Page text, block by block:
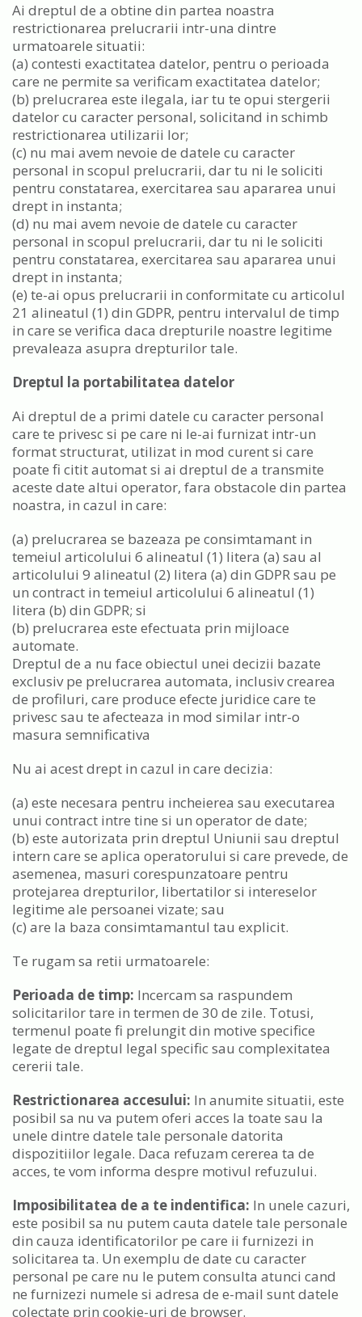
Ai dreptul de a obtine din partea noastra
restrictionarea prelucrarii intr-una dintre
urmatoarele situatii:
(a) contesti exactitatea datelor, pentru o perioada
care ne permite sa verificam exactitatea datelor;
(b) prelucrarea este ilegala, iar tu te opui stergerii
datelor cu caracter personal, solicitand in schimb
restrictionarea utilizarii lor;
(c) nu mai avem nevoie de datele cu caracter
personal in scopul prelucrarii, dar tu ni le soliciti
pentru constatarea, exercitarea sau apararea unui
drept in instanta;
(d) nu mai avem nevoie de datele cu caracter
personal in scopul prelucrarii, dar tu ni le soliciti
pentru constatarea, exercitarea sau apararea unui
drept in instanta;
(e) te-ai opus prelucrarii in conformitate cu articolul
21 alineatul (1) din GDPR, pentru intervalul de timp
in care se verifica daca drepturile noastre legitime
prevaleaza asupra drepturilor tale.
Dreptul la portabilitatea datelor
Ai dreptul de a primi datele cu caracter personal
care te privesc si pe care ni le-ai furnizat intr-un
format structurat, utilizat in mod curent si care
poate fi citit automat si ai dreptul de a transmite
aceste date altui operator, fara obstacole din partea
noastra, in cazul in care:
(a) prelucrarea se bazeaza pe consimtamant in
temeiul articolului 6 alineatul (1) litera (a) sau al
articolului 9 alineatul (2) litera (a) din GDPR sau pe
un contract in temeiul articolului 6 alineatul (1)
litera (b) din GDPR; si
(b) prelucrarea este efectuata prin mijloace
automate.
Dreptul de a nu face obiectul unei decizii bazate
exclusiv pe prelucrarea automata, inclusiv crearea
de profiluri, care produce efecte juridice care te
privesc sau te afecteaza in mod similar intr-o
masura semnificativa
Nu ai acest drept in cazul in care decizia:
(a) este necesara pentru incheierea sau executarea
unui contract intre tine si un operator de date;
(b) este autorizata prin dreptul Uniunii sau dreptul
intern care se aplica operatorului si care prevede, de
asemenea, masuri corespunzatoare pentru
protejarea drepturilor, libertatilor si intereselor
legitime ale persoanei vizate; sau
(c) are la baza consimtamantul tau explicit.
Te rugam sa retii urmatoarele:
Perioada de timp: Incercam sa raspundem
solicitarilor tare in termen de 30 de zile. Totusi,
termenul poate fi prelungit din motive specifice
legate de dreptul legal specific sau complexitatea
cererii tale.
Restrictionarea accesului: In anumite situatii, este
posibil sa nu va putem oferi acces la toate sau la
unele dintre datele tale personale datorita
dispozitiilor legale. Daca refuzam cererea ta de
acces, te vom informa despre motivul refuzului.
Imposibilitatea de a te indentifica: In unele cazuri,
este posibil sa nu putem cauta datele tale personale
din cauza identificatorilor pe care ii furnizezi in
solicitarea ta. Un exemplu de date cu caracter
personal pe care nu le putem consulta atunci cand
ne furnizezi numele si adresa de e-mail sunt datele
colectate prin cookie-uri de browser.